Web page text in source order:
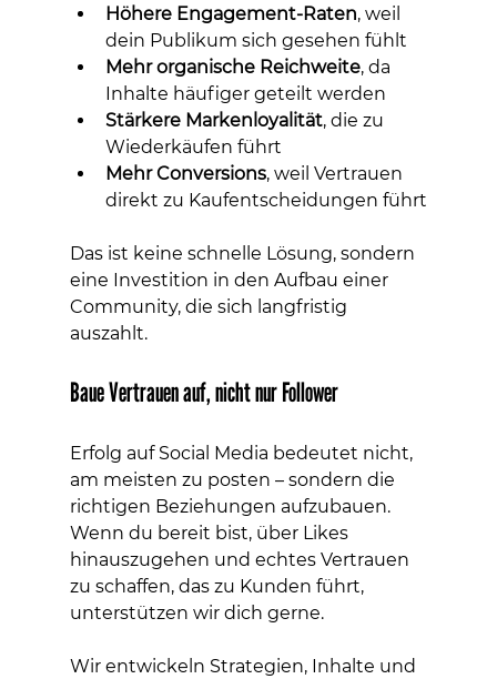
Höhere Engagement-Raten, weil
dein Publikum sich gesehen fühlt
Mehr organische Reichweite, da
Inhalte häufiger geteilt werden
Stärkere Markenloyalität, die zu
Wiederkäufen führt
Mehr Conversions, weil Vertrauen
direkt zu Kaufentscheidungen führt
Das ist keine schnelle Lösung, sondern
eine Investition in den Aufbau einer
Community, die sich langfristig
auszahlt.
Baue Vertrauen auf, nicht nur Follower
Erfolg auf Social Media bedeutet nicht,
am meisten zu posten – sondern die
richtigen Beziehungen aufzubauen.
Wenn du bereit bist, über Likes
hinauszugehen und echtes Vertrauen
zu schaffen, das zu Kunden führt,
unterstützen wir dich gerne.
Wir entwickeln Strategien, Inhalte und